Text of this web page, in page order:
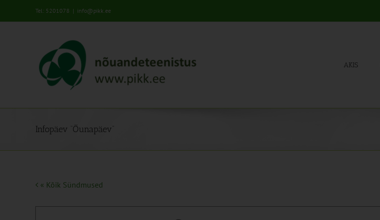
Tel: 5201078 | info@pikk.ee
AKIS
Infopäev “Õunapäev”
« Kõik Sündmused